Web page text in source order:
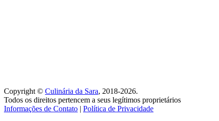
Copyright © Culinária da Sara, 2018-2026.
Todos os direitos pertencem a seus legítimos proprietários
Informações de Contato | Política de Privacidade